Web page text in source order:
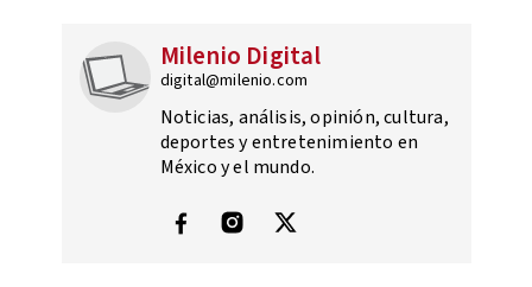
Milenio Digital
digital@milenio.com
Noticias, análisis, opinión, cultura,
deportes y entretenimiento en
México y el mundo.